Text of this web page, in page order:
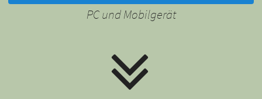
PC und Mobilgerät